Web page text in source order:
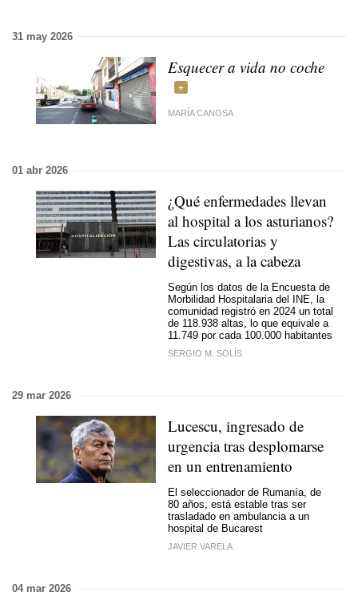
31 may 2026
Esquecer a vida no coche
MARÍA CANOSA
01 abr 2026
¿Qué enfermedades llevan
al hospital a los asturianos?
Las circulatorias y
digestivas, a la cabeza
Según los datos de la Encuesta de
Morbilidad Hospitalaria del INE, la
comunidad registró en 2024 un total
de 118.938 altas, lo que equivale a
11.749 por cada 100.000 habitantes
SERGIO M. SOLÍS
29 mar 2026
Lucescu, ingresado de
urgencia tras desplomarse
en un entrenamiento
El seleccionador de Rumanía, de
80 años, está estable tras ser
trasladado en ambulancia a un
hospital de Bucarest
JAVIER VARELA
04 mar 2026